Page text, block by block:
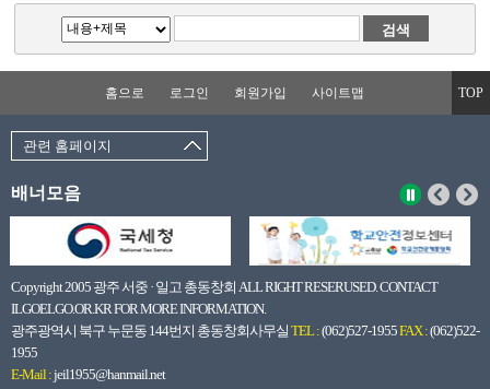
홈으로 로그인 회원가입 사이트맵 TOP
관련 홈페이지
배너모음
Copyright 2005 광주 서중 · 일고 총동창회 ALL RIGHT RESERUSED. CONTACT
ILGOELGO.OR.KR FOR MORE INFORMATION.
광주광역시 북구 누문동 144번지 총동창회사무실 TEL :(062)527-1955FAX :(062)522-
1955
E-Mail :jeil1955@hanmail.net